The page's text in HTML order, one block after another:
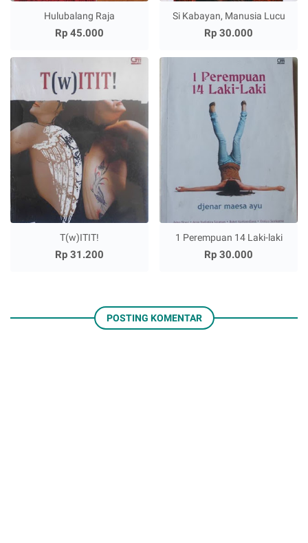
Hulubalang Raja
Rp 45.000
Si Kabayan, Manusia Lucu
Rp 30.000
T(w)ITIT!
Rp 31.200
1 Perempuan 14 Laki-laki
Rp 30.000
POSTING KOMENTAR